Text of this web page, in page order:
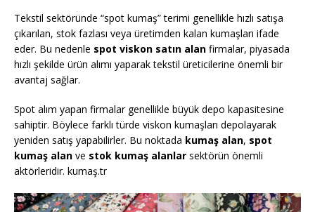
Tekstil sektöründe “spot kumaş” terimi genellikle hızlı satışa
çıkarılan, stok fazlası veya üretimden kalan kumaşları ifade
eder. Bu nedenle spot viskon satın alan firmalar, piyasada
hızlı şekilde ürün alımı yaparak tekstil üreticilerine önemli bir
avantaj sağlar.
Spot alım yapan firmalar genellikle büyük depo kapasitesine
sahiptir. Böylece farklı türde viskon kumaşları depolayarak
yeniden satış yapabilirler. Bu noktada kumaş alan, spot
kumaş alan ve stok kumaş alanlar sektörün önemli
aktörleridir. kumaş.tr